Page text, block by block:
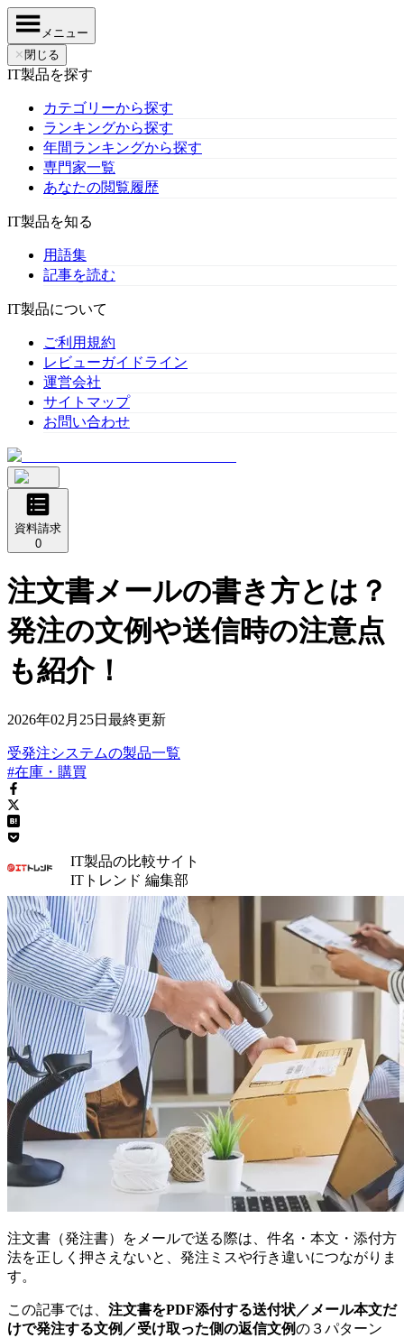
メニュー
✕ 閉じる
IT製品を探す
カテゴリーから探す
ランキングから探す
年間ランキングから探す
専門家一覧
あなたの閲覧履歴
IT製品を知る
用語集
記事を読む
IT製品について
ご利用規約
レビューガイドライン
運営会社
サイトマップ
お問い合わせ
資料請求
0
注文書メールの書き方とは？
発注の文例や送信時の注意点
も紹介！
2026年02月25日 最終更新
受発注システムの製品一覧
#在庫・購買
IT製品の比較サイト
ITトレンド 編集部
注文書（発注書）をメールで送る際は、件名・本文・添付方
法を正しく押さえないと、発注ミスや行き違いにつながりま
す。
この記事では、 注文書をPDF添付する送付状／メール本文だ
けで発注する文例／受け取った側の返信文例の３パターン